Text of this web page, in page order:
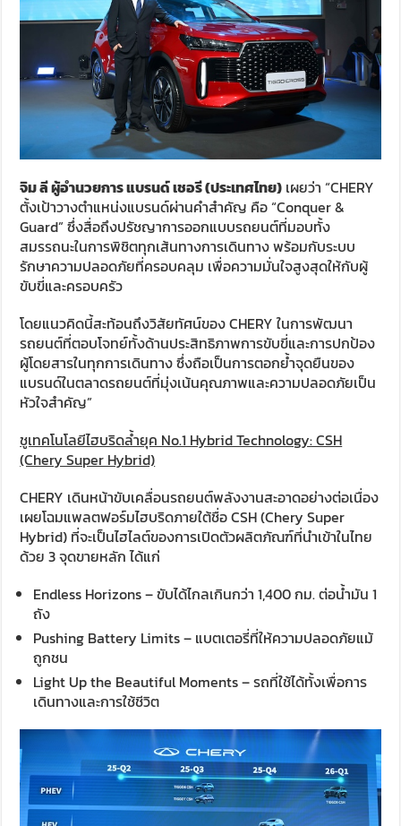
จิม ลี ผู้อำนวยการ แบรนด์ เชอรี (ประเทศไทย) เผยว่า “CHERY
ตั้งเป้าวางตำแหน่งแบรนด์ผ่านคำสำคัญ คือ “Conquer &
Guard” ซึ่งสื่อถึงปรัชญาการออกแบบรถยนต์ที่มอบทั้ง
สมรรถนะในการพิชิตทุกเส้นทางการเดินทาง พร้อมกับระบบ
รักษาความปลอดภัยที่ครอบคลุม เพื่อความมั่นใจสูงสุดให้กับผู้
ขับขี่และครอบครัว
โดยแนวคิดนี้สะท้อนถึงวิสัยทัศน์ของ CHERY ในการพัฒนา
รถยนต์ที่ตอบโจทย์ทั้งด้านประสิทธิภาพการขับขี่และการปกป้อง
ผู้โดยสารในทุกการเดินทาง ซึ่งถือเป็นการตอกย้ำจุดยืนของ
แบรนด์ในตลาดรถยนต์ที่มุ่งเน้นคุณภาพและความปลอดภัยเป็น
หัวใจสำคัญ”
ชูเทคโนโลยีไฮบริดล้ำยุค No.1 Hybrid Technology: CSH
(Chery Super Hybrid)
CHERY เดินหน้าขับเคลื่อนรถยนต์พลังงานสะอาดอย่างต่อเนื่อง
เผยโฉมแพลตฟอร์มไฮบริดภายใต้ชื่อ CSH (Chery Super
Hybrid) ที่จะเป็นไฮไลต์ของการเปิดตัวผลิตภัณฑ์ที่นำเข้าในไทย
ด้วย 3 จุดขายหลัก ได้แก่
Endless Horizons – ขับได้ไกลเกินกว่า 1,400 กม. ต่อน้ำมัน 1
ถัง
Pushing Battery Limits – แบตเตอรี่ที่ให้ความปลอดภัยแม้
ถูกชน
Light Up the Beautiful Moments – รถที่ใช้ได้ทั้งเพื่อการ
เดินทางและการใช้ชีวิต